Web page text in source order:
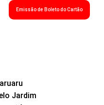
Emissão de Boleto do Cartão
Jardim